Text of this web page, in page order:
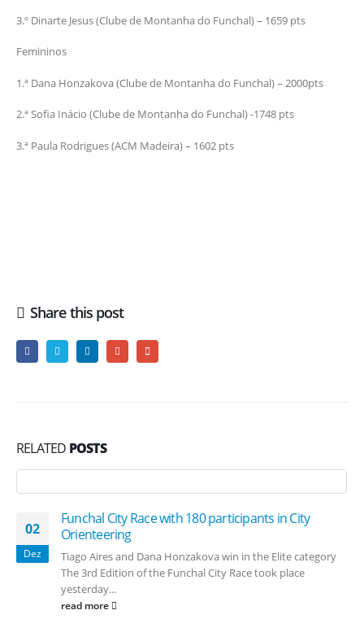
3.º Dinarte Jesus (Clube de Montanha do Funchal) – 1659 pts
Femininos
1.ª Dana Honzakova (Clube de Montanha do Funchal) – 2000pts
2.ª Sofia Inácio (Clube de Montanha do Funchal) -1748 pts
3.ª Paula Rodrigues (ACM Madeira) – 1602 pts
Share this post
RELATED POSTS
02
Dez
Funchal City Race with 180 participants in City
Orienteering
Tiago Aires and Dana Honzakova win in the Elite category
The 3rd Edition of the Funchal City Race took place
yesterday...
read more